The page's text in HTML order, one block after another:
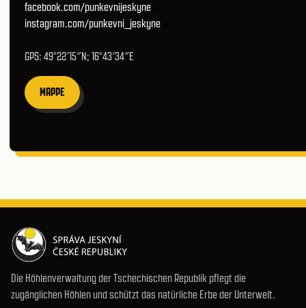
facebook.com/punkevnijeskyne
instagram.com/punkevni_jeskyne
GPS: 49°22′15″N; 16°43′34″E
MAPPE
Die Höhlenverwaltung der Tschechischen Republik pflegt die
zugänglichen Höhlen und schützt das natürliche Erbe der Unterwelt.